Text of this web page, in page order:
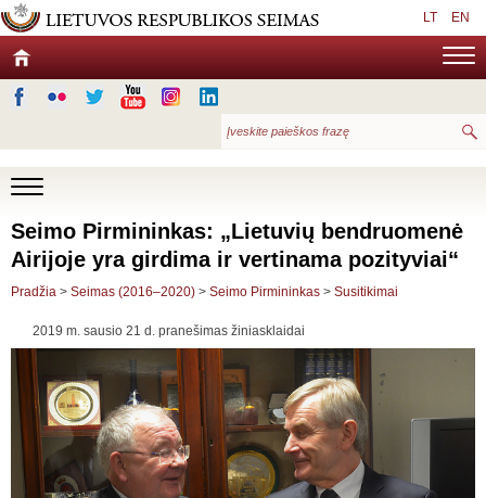
LT EN
Seimo Pirmininkas: „Lietuvių bendruomenė
Airijoje yra girdima ir vertinama pozityviai“
Pradžia > Seimas (2016–2020) > Seimo Pirmininkas > Susitikimai
2019 m. sausio 21 d. pranešimas žiniasklaidai